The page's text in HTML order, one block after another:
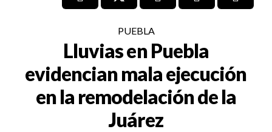
PUEBLA
Lluvias en Puebla
evidencian mala ejecución
en la remodelación de la
Juárez